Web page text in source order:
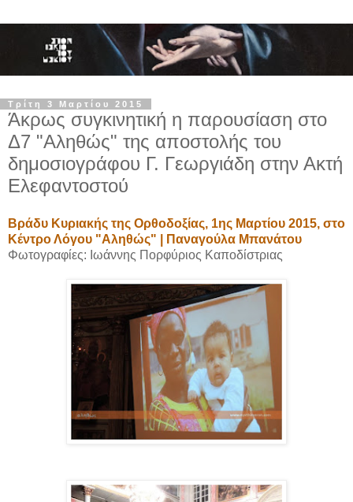
Τρίτη 3 Μαρτίου 2015
Άκρως συγκινητική η παρουσίαση στο
Δ7 "Αληθώς" της αποστολής του
δημοσιογράφου Γ. Γεωργιάδη στην Ακτή
Ελεφαντοστού
Βράδυ Κυριακής της Ορθοδοξίας, 1ης Μαρτίου 2015, στο
Κέντρο Λόγου "Αληθώς" | Παναγούλα Μπανάτου
Φωτογραφίες: Ιωάννης Πορφύριος Καποδίστριας